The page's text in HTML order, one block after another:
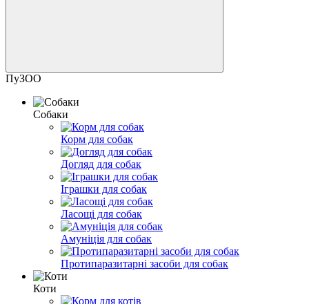
ПуЗОО
Собаки
Корм для собак
Догляд для собак
Іграшки для собак
Ласощі для собак
Амуніція для собак
Протипаразитарні засоби для собак
Коти